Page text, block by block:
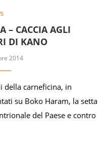
– CACCIA AGLI
DI KANO
2014
della carneficina, in
su Boko Haram, la setta
del Paese e contro